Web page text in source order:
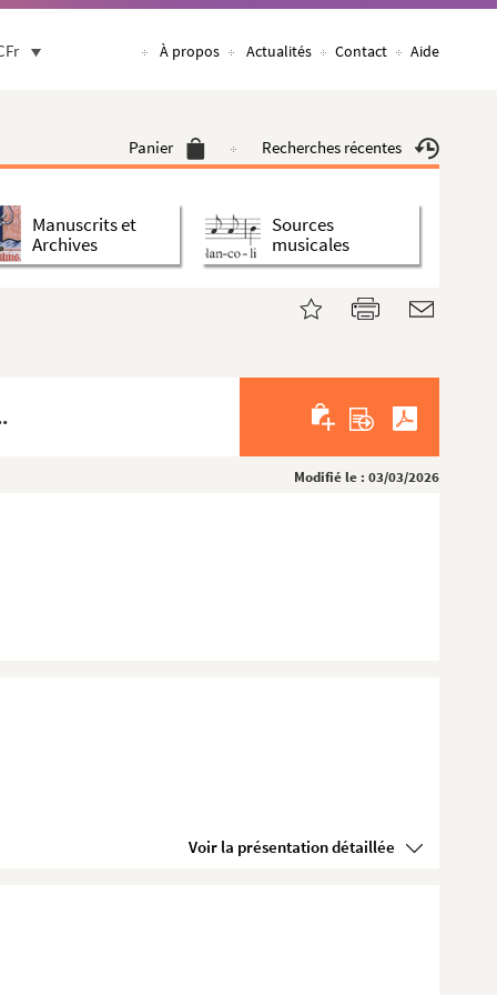
À propos Actualités Contact Aide
Panier Recherches récentes
Manuscrits et
Archives
Sources
musicales
Modifié le : 03/03/2026
Voir la présentation détaillée